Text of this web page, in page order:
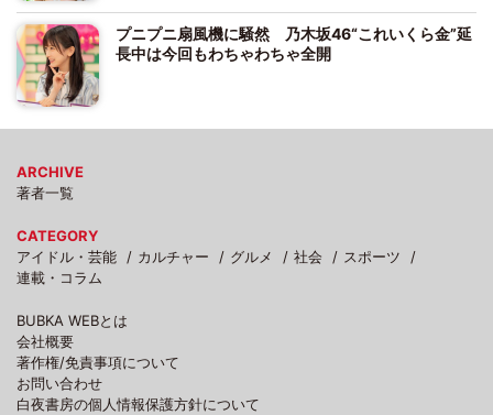
プニプニ扇風機に騒然 乃木坂46“これいくら金”延
長中は今回もわちゃわちゃ全開
ARCHIVE
著者一覧
CATEGORY
アイドル・芸能
カルチャー グルメ 社会
スポーツ
連載・コラム
BUBKA WEBとは
会社概要
著作権/免責事項について
お問い合わせ
白夜書房の個人情報保護方針について